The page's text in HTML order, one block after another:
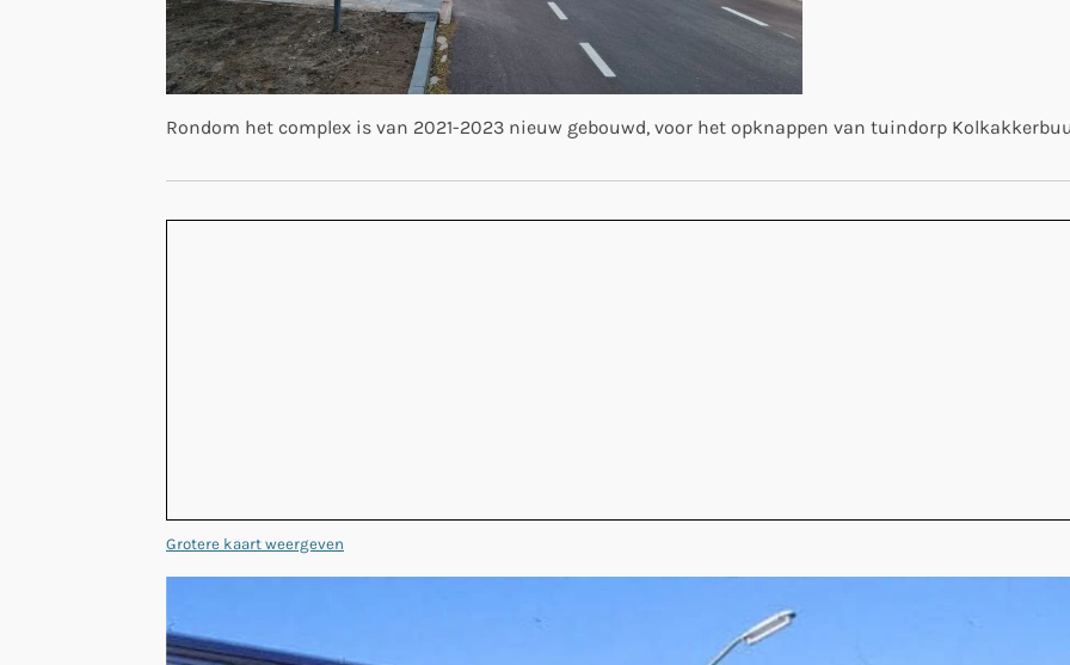
Rondom het complex is van 2021-2023 nieuw gebouwd, voor het opknappen van tuindorp
Grotere kaart weergeven